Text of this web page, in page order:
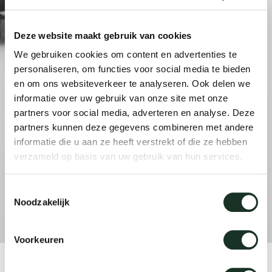
Deze website maakt gebruik van cookies
We gebruiken cookies om content en advertenties te
personaliseren, om functies voor social media te bieden
en om ons websiteverkeer te analyseren. Ook delen we
informatie over uw gebruik van onze site met onze
partners voor social media, adverteren en analyse. Deze
partners kunnen deze gegevens combineren met andere
informatie die u aan ze heeft verstrekt of die ze hebben
verzameld op basis van uw gebruik van hun services.
Noodzakelijk
Voorkeuren
tafel
ovale
local
vision
Collectie
uli
raw
jorre
ivan
jonas
bij
Over Arco